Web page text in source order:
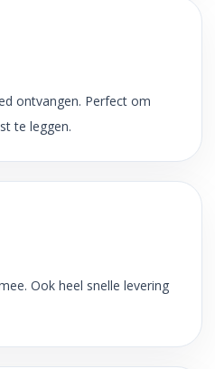
ontvangen. Perfect om
te leggen.
Ook heel snelle levering